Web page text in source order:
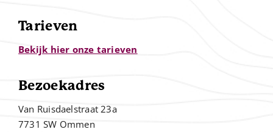
Tarieven
Bekijk hier onze tarieven
Bezoekadres
Van Ruisdaelstraat 23a
7731 SW Ommen